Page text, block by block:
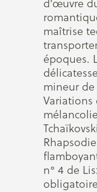
d'œuvre
maîtrise
époques.
mineur
Variations
n° 4 de